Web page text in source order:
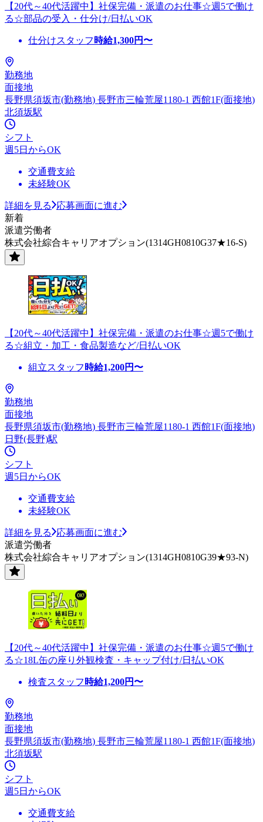
【20代～40代活躍中】社保完備・派遣のお仕事☆週5で働け
る☆部品の受入・仕分け/日払いOK
仕分けスタッフ 時給1,300円〜
勤務地
面接地
長野県須坂市(勤務地) 長野市三輪荒屋1180-1 西館1F(面接地)
北須坂駅
シフト
週5日からOK
交通費支給
未経験OK
詳細を見る
応募画面に進む
新着
派遣労働者
株式会社綜合キャリアオプション(1314GH0810G37★16-S)
【20代～40代活躍中】社保完備・派遣のお仕事☆週5で働け
る☆組立・加工・食品製造など/日払いOK
組立スタッフ 時給1,200円〜
勤務地
面接地
長野県須坂市(勤務地) 長野市三輪荒屋1180-1 西館1F(面接地)
日野(長野)駅
シフト
週5日からOK
交通費支給
未経験OK
詳細を見る
応募画面に進む
派遣労働者
株式会社綜合キャリアオプション(1314GH0810G39★93-N)
【20代～40代活躍中】社保完備・派遣のお仕事☆週5で働け
る☆18L缶の座り外観検査・キャップ付け/日払いOK
検査スタッフ 時給1,200円〜
勤務地
面接地
長野県須坂市(勤務地) 長野市三輪荒屋1180-1 西館1F(面接地)
北須坂駅
シフト
週5日からOK
交通費支給